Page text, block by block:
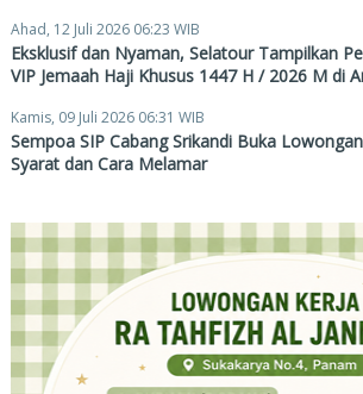
Ahad, 12 Juli 2026 06:23 WIB
Eksklusif dan Nyaman, Selatour Tampilkan
VIP Jemaah Haji Khusus 1447 H / 2026 M di
Kamis, 09 Juli 2026 06:31 WIB
Sempoa SIP Cabang Srikandi Buka
Syarat dan Cara Melamar